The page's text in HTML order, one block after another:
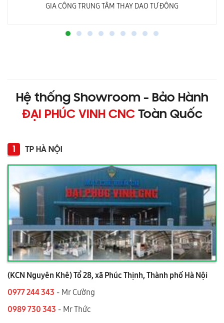
GIA CÔNG TRUNG TÂM THAY DAO TỰ ĐỘNG
Hệ thống Showroom - Bảo Hành
ĐẠI PHÚC VINH CNCToàn Quốc
1 TP HÀ NỘI
(KCN Nguyên Khê) Tổ 28, xã Phúc Thịnh, Thành phố Hà Nội
0977 244 343 - Mr Cường
0989 730 343 - Mr Thức